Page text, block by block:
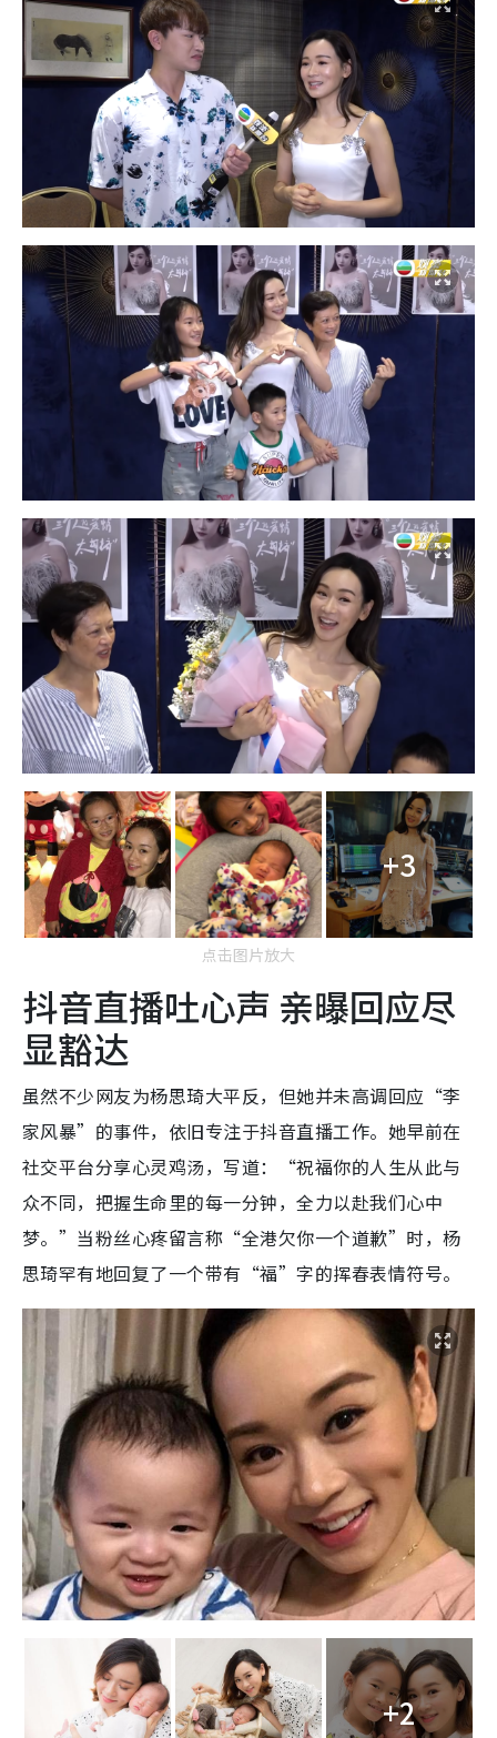
+3
点击图片放大
抖音直播吐心声 亲曝回应尽
显豁达
虽然不少网友为杨思琦大平反，但她并未高调回应“李
家风暴”的事件，依旧专注于抖音直播工作。她早前在
社交平台分享心灵鸡汤，写道：“祝福你的人生从此与
众不同，把握生命里的每一分钟，全力以赴我们心中
梦。”当粉丝心疼留言称“全港欠你一个道歉”时，杨
思琦罕有地回复了一个带有“福”字的挥春表情符号。
+2